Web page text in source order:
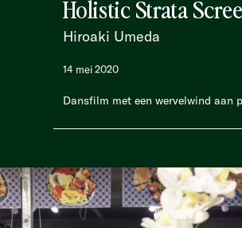
Holistic Strata
Hiroaki Umeda
14 mei 2020
Dansfilm met een wervelwind aan